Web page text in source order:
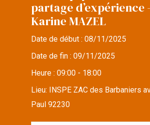
partage d’expérience
Karine MAZEL
Date de début :08/11/2025
Date de fin :09/11/2025
Heure :09:00 - 18:00
Lieu:
INSPE ZAC des Barbaniers
Paul 92230